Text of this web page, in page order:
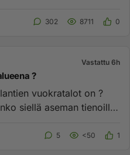
302 8711 0
Vastattu 6h
?
vuokratalot on ?
siellä aseman tienoilla
5 <50 1